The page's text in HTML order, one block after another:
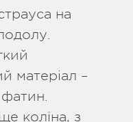
на
матеріал –
коліна, з